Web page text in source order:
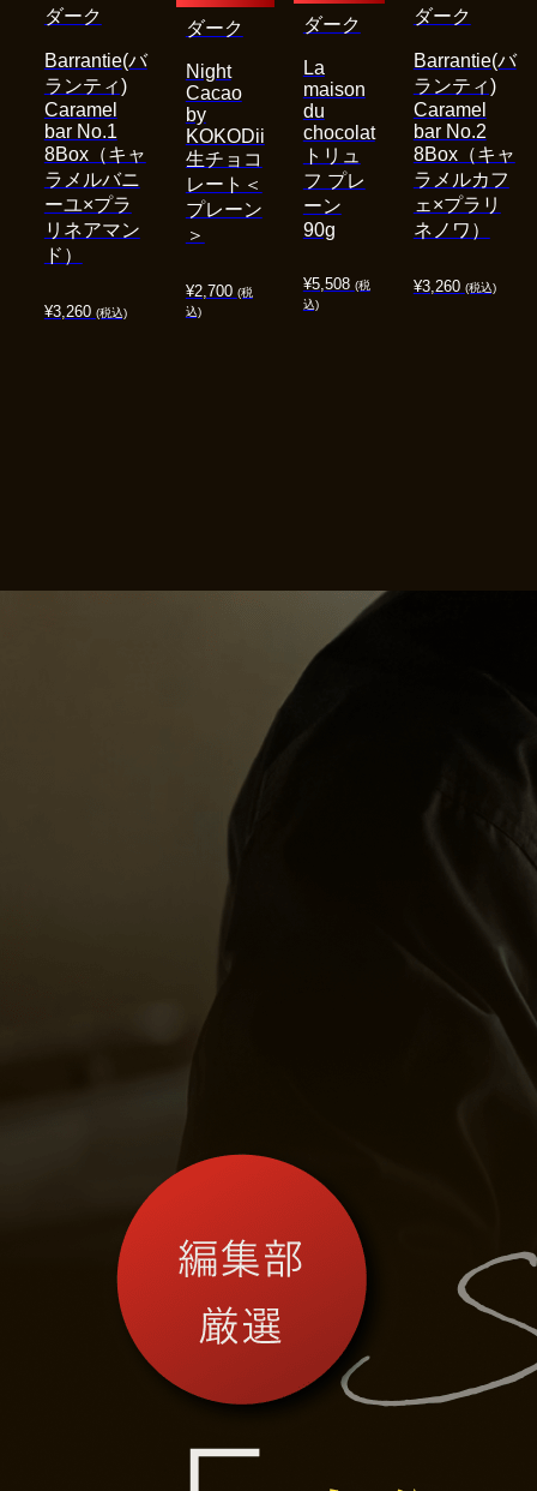
¥3,260 (税込)
Barrantie(バ
ランティ)
Caramel
bar No.1
8Box（キャ
ラメルバニ
ーユ×プラ
リネアマン
ド）
ダーク
¥2,700 (税
込)
Night
Cacao
by
KOKODii
生チョコ
レート＜
プレーン
＞
ダーク
¥5,508 (税
込)
La
maison
du
chocolat
トリュ
フ プレ
ーン
90g
ダーク
¥3,260 (税込)
Barrantie(バ
ランティ)
Caramel
bar No.2
8Box（キャ
ラメルカフ
ェ×プラリ
ネノワ）
ダーク